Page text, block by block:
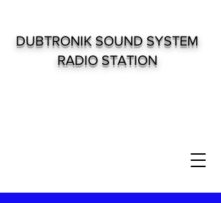
DUBTRONIK SOUND SYSTEM
RADIO STATION